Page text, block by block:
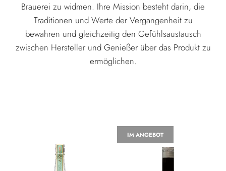
Brauerei zu widmen. Ihre Mission besteht darin, die
Traditionen und Werte der Vergangenheit zu
bewahren und gleichzeitig den Gefühlsaustausch
zwischen Hersteller und Genießer über das Produkt zu
ermöglichen.
IM ANGEBOT